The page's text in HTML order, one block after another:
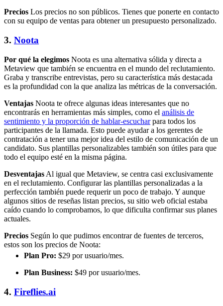
Precios Los precios no son públicos. Tienes que ponerte en contacto
con su equipo de ventas para obtener un presupuesto personalizado.
3. Noota
Por qué la elegimos Noota es una alternativa sólida y directa a
Metaview que también se encuentra en el mundo del reclutamiento.
Graba y transcribe entrevistas, pero su característica más destacada
es la profundidad con la que analiza las métricas de la conversación.
Ventajas Noota te ofrece algunas ideas interesantes que no
encontrarás en herramientas más simples, como el análisis de
sentimiento y la proporción de hablar-escucharpara todos los
participantes de la llamada. Esto puede ayudar a los gerentes de
contratación a tener una mejor idea del estilo de comunicación de un
candidato. Sus plantillas personalizables también son útiles para que
todo el equipo esté en la misma página.
Desventajas Al igual que Metaview, se centra casi exclusivamente
en el reclutamiento. Configurar las plantillas personalizadas a la
perfección también puede requerir un poco de trabajo. Y aunque
algunos sitios de reseñas listan precios, su sitio web oficial estaba
caído cuando lo comprobamos, lo que dificulta confirmar sus planes
actuales.
Precios Según lo que pudimos encontrar de fuentes de terceros,
estos son los precios de Noota:
Plan Pro: $29 por usuario/mes.
Plan Business: $49 por usuario/mes.
4. Fireflies.ai